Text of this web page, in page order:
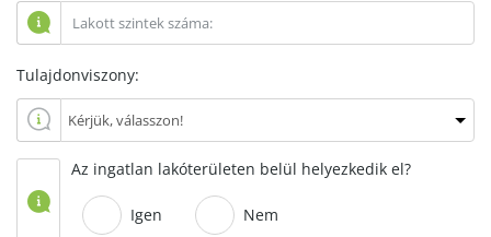
Tulajdonviszony:
Az ingatlan lakóterületen belül helyezkedik el?
Igen Nem